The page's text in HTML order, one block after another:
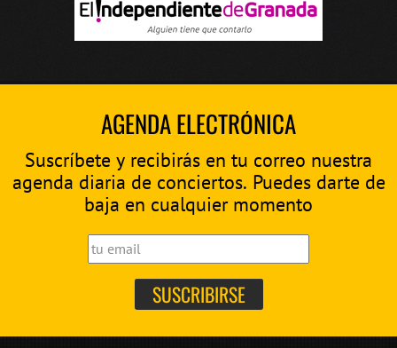
AGENDA ELECTRÓNICA
Suscríbete y recibirás en tu correo nuestra
agenda diaria de conciertos. Puedes darte de
baja en cualquier momento